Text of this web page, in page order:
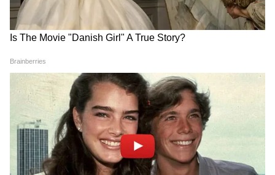
ও ভিডিও কলের জন্য একটি ৫০এমপি প্রাইমারি
ক্যামেরা এবং ৮এমপি ফ্রন্ট ক্যামেরা দেওয়া হয়েছে।
ফোনটি মিডিয়াটেক হেলিও G85 প্রসেসরে চলে
এবং এটিতে ৫,০০০ mAh-এর বড় ব্যাটারি রয়েছে।
একবার চার্জ দিলে সারাদিন নিশ্চিন্ত। হ্যান্ডসেটটির
দাম হল ৬,৪৯৯ টাকা।
4
7